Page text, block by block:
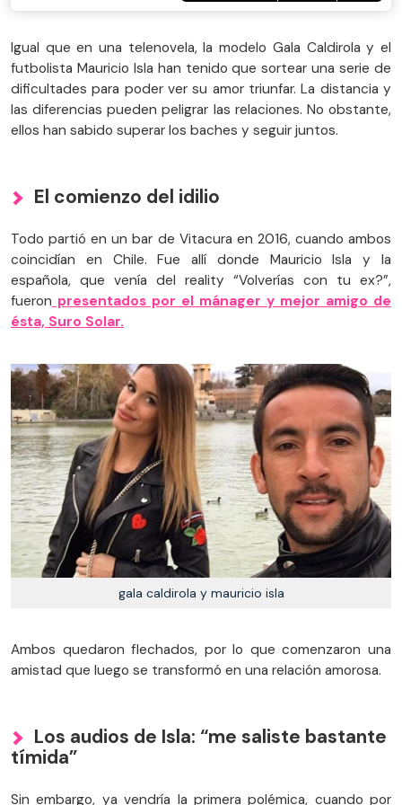
Igual que en una telenovela, la modelo Gala Caldirola y el
futbolista Mauricio Isla han tenido que sortear una serie de
dificultades para poder ver su amor triunfar. La distancia y
las diferencias pueden peligrar las relaciones. No obstante,
ellos han sabido superar los baches y seguir juntos.
El comienzo del idilio
Todo partió en un bar de Vitacura en 2016, cuando ambos
coincidían en Chile. Fue allí donde Mauricio Isla y la
española, que venía del reality “Volverías con tu ex?”,
fueron presentados por el mánager y mejor amigo de
ésta, Suro Solar.
gala caldirola y mauricio isla
Ambos quedaron flechados, por lo que comenzaron una
amistad que luego se transformó en una relación amorosa.
Los audios de Isla: “me saliste bastante
tímida”
Sin embargo, ya vendría la primera polémica, cuando por